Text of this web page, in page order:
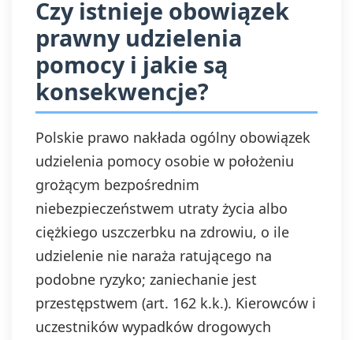
Czy istnieje obowiązek
prawny udzielenia
pomocy i jakie są
konsekwencje?
Polskie prawo nakłada ogólny obowiązek
udzielenia pomocy osobie w położeniu
grożącym bezpośrednim
niebezpieczeństwem utraty życia albo
ciężkiego uszczerbku na zdrowiu, o ile
udzielenie nie naraża ratującego na
podobne ryzyko; zaniechanie jest
przestępstwem (art. 162 k.k.). Kierowców i
uczestników wypadków drogowych